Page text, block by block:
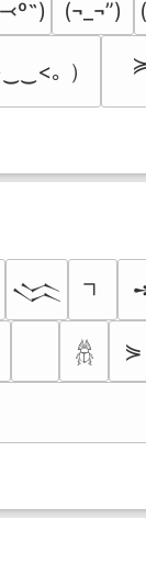
(¬_¬”)
｡ ）
𒈱
𓆣 ⋟